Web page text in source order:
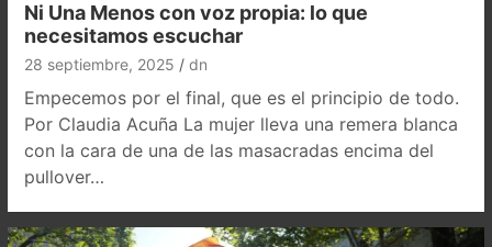
Ni Una Menos con voz propia: lo que
necesitamos escuchar
28 septiembre, 2025 dn
Empecemos por el final, que es el principio de todo.
Por Claudia Acuña La mujer lleva una remera blanca
con la cara de una de las masacradas encima del
pullover…